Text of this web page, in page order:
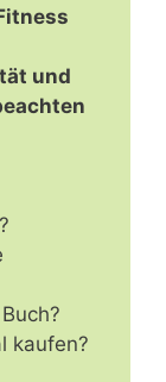
und
kaufen?